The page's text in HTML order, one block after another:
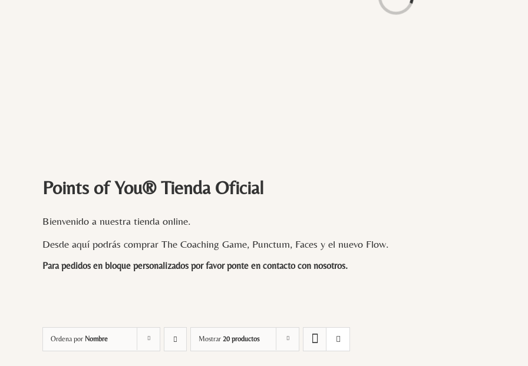
Loading...
Points of You® Tienda Oficial
Bienvenido a nuestra tienda online.
Desde aquí podrás comprar The Coaching Game, Punctum, Faces y el nuevo Flow.
Para pedidos en bloque personalizados por favor ponte en contacto con nosotros.
Ordena por Nombre Mostrar 20 productos